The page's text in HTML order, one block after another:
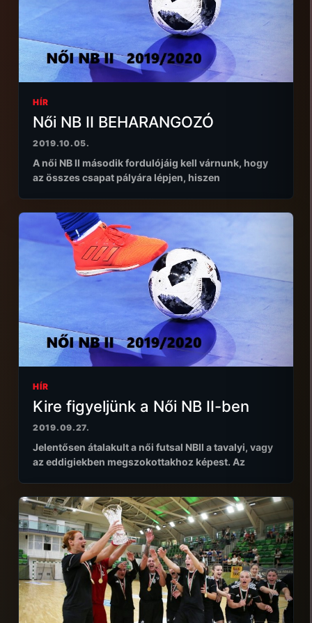
HÍR
Női NB II BEHARANGOZÓ
2019.10.05.
A női NB II második fordulójáig kell várnunk, hogy
az összes csapat pályára lépjen, hiszen
HÍR
Kire figyeljünk a Női NB II-ben
2019.09.27.
Jelentősen átalakult a női futsal NBII a tavalyi, vagy
az eddigiekben megszokottakhoz képest. Az